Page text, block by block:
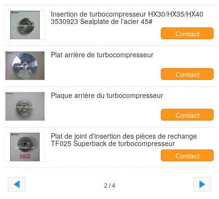
Insertion de turbocompresseur HX30/HX35/HX40
3530923 Sealplate de l'acier 45#
Contact
Plat arrière de turbocompresseur
Contact
Plaque arrière du turbocompresseur
Contact
Plat de joint d'insertion des pièces de rechange
TF025 Superback de turbocompresseur
Contact
2 / 4